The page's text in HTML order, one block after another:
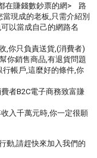
在賺錢數鈔票的網> 路
現成的老板,只需介紹別
以當成自己的網路名
,你只負責送貨,(消費者)
你銷售商品,有退貨問題
帳戶,這麼好的條件,你
者B2C電子商務致富賺
。
入千萬元時,你一定很願
動,請趕快來加入我們的